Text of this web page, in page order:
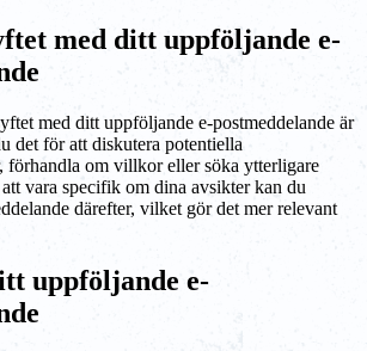
med ditt uppföljande e-
med ditt uppföljande e-postmeddelande är
det för att diskutera potentiella
förhandla om villkor eller söka ytterligare
vara specifik om dina avsikter kan du
därefter, vilket gör det mer relevant
uppföljande e-